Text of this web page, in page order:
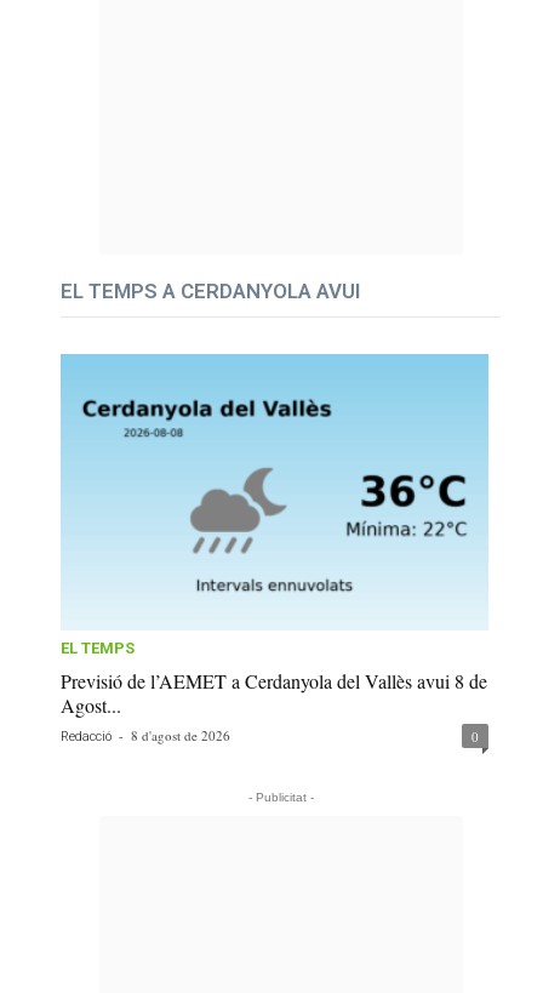
EL TEMPS A CERDANYOLA AVUI
EL TEMPS
Previsió de l’AEMET a Cerdanyola del Vallès avui 8 de
Agost...
Redacció - 8 d'agost de 2026 0
- Publicitat -